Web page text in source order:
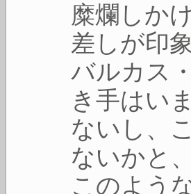
糜爛しか
差しが印
バルカス
き手はい
ないし、
ないかと
このよう